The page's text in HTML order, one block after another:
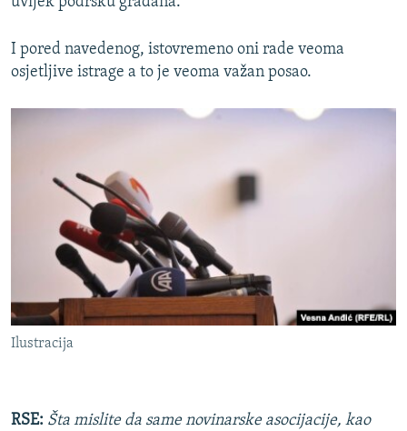
I pored navedenog, istovremeno oni rade veoma
osjetljive istrage a to je veoma važan posao.
Ilustracija
RSE: Šta mislite da same novinarske asocijacije, kao